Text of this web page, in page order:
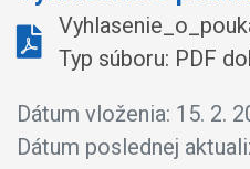
Typ súboru: PDF
Dátum vloženia: 15. 2.
Dátum poslednej